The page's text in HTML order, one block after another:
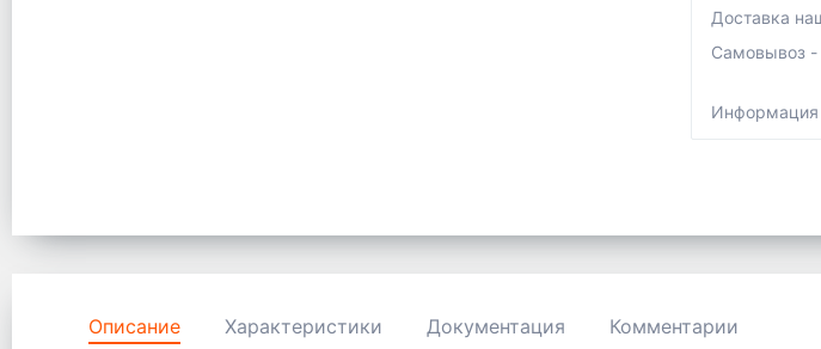
Доставка
Самовывоз -
Информация
Описание Характеристики Документация Комментарии